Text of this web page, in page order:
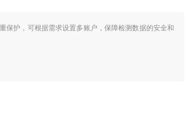
保护，可根据需求设置多账户，保障检测数据的安全和